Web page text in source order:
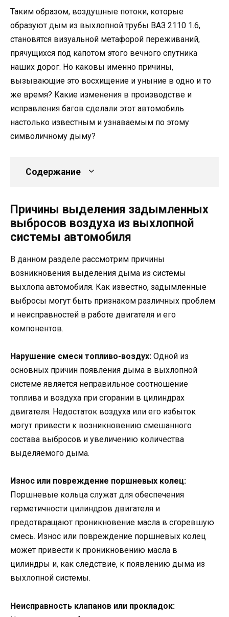
Таким образом, воздушные потоки, которые
образуют дым из выхлопной трубы ВАЗ 2110 1.6,
становятся визуальной метафорой переживаний,
прячущихся под капотом этого вечного спутника
наших дорог. Но каковы именно причины,
вызывающие это восхищение и уныние в одно и то
же время? Какие изменения в производстве и
исправления багов сделали этот автомобиль
настолько известным и узнаваемым по этому
символичному дыму?
Содержание
Причины выделения задымленных
выбросов воздуха из выхлопной
системы автомобиля
В данном разделе рассмотрим причины
возникновения выделения дыма из системы
выхлопа автомобиля. Как известно, задымленные
выбросы могут быть признаком различных проблем
и неисправностей в работе двигателя и его
компонентов.
Нарушение смеси топливо-воздух: Одной из
основных причин появления дыма в выхлопной
системе является неправильное соотношение
топлива и воздуха при сгорании в цилиндрах
двигателя. Недостаток воздуха или его избыток
могут привести к возникновению смешанного
состава выбросов и увеличению количества
выделяемого дыма.
Износ или повреждение поршневых колец:
Поршневые кольца служат для обеспечения
герметичности цилиндров двигателя и
предотвращают проникновение масла в сгоревшую
смесь. Износ или повреждение поршневых колец
может привести к проникновению масла в
цилиндры и, как следствие, к появлению дыма из
выхлопной системы.
Неисправность клапанов или прокладок: